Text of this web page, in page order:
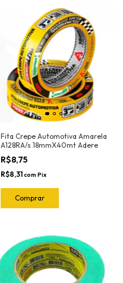
Fita Crepe Automotiva Amarela
A128RA/s 18mmX40mt Adere
R$8,75
R$8,31com Pix